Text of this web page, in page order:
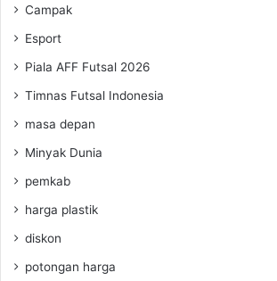
Campak
Esport
Piala AFF Futsal 2026
Timnas Futsal Indonesia
masa depan
Minyak Dunia
pemkab
harga plastik
diskon
potongan harga